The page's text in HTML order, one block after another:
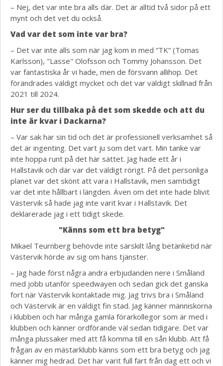
– Nej, det var inte bra alls där. Det är alltid två sidor på ett
mynt och det vet du också.
Vad var det som inte var bra?
– Det var inte alls som när jag kom in med ”TK” (Tomas
Karlsson), "Lasse" Olofsson och Tommy Johansson. Det
var fantastiska år vi hade, men de försvann allihop. Det
förändrades väldigt mycket och det var väldigt skillnad från
2021 till 2024.
Hur ser du tillbaka på det som skedde och att du
inte är kvar i Dackarna?
– Var sak har sin tid och det är professionell verksamhet så
det är ingenting. Det vart ju som det vart. Min tanke var
inte hoppa runt på det här sättet. Jag hade ett år i
Hallstavik och där var det väldigt rörigt. På det personliga
planet var det skönt att vara i Hallstavik, men samtidigt
var det inte hållbart i längden. Även om det inte hade blivit
Västervik så hade jag inte varit kvar i Hallstavik. Det
deklarerade jag i ett tidigt skede.
"Känns som ett bra betyg"
Mikael Teurnberg behövde inte särskilt lång betänketid när
Västervik hörde av sig om hans tjänster.
– Jag hade först några andra erbjudanden nere i Småland
med jobb utanför speedwayen och sedan gick det ganska
fort när Västervik kontaktade mig. Jag trivs bra i Småland
och Västervik är en väldigt fin stad. Jag känner människorna
i klubben och har många gamla förarkollegor som är med i
klubben och känner ordförande väl sedan tidigare. Det var
många plussaker med att få komma till en sån klubb. Att få
frågan av en mästarklubb känns som ett bra betyg och jag
känner mig hedrad. Det har varit full fart från dag ett och vi